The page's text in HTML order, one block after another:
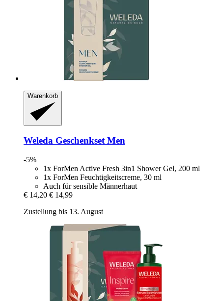
Warenkorb
Weleda Geschenkset Men
-5%
1x ForMen Active Fresh 3in1 Shower Gel, 200 ml
1x ForMen Feuchtigkeitscreme, 30 ml
Auch für sensible Männerhaut
€ 14,20 € 14,99
Zustellung bis 13. August